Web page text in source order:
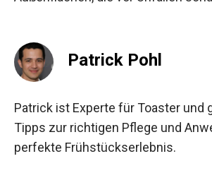
Patrick Pohl
Patrick ist Experte für Toaster und
Tipps zur richtigen Pflege und
perfekte Frühstückserlebnis.